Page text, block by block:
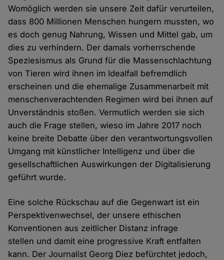
Womöglich werden sie unsere Zeit dafür verurteilen,
dass 800 Millionen Menschen hungern mussten, wo
es doch genug Nahrung, Wissen und Mittel gab, um
dies zu verhindern. Der damals vorherrschende
Speziesismus als Grund für die Massenschlachtung
von Tieren wird ihnen im Idealfall befremdlich
erscheinen und die ehemalige Zusammenarbeit mit
menschenverachtenden Regimen wird bei ihnen auf
Unverständnis stoßen. Vermutlich werden sie sich
auch die Frage stellen, wieso im Jahre 2017 noch
keine breite Debatte über den verantwortungsvollen
Umgang mit künstlicher Intelligenz und über die
gesellschaftlichen Auswirkungen der Digitalisierung
geführt wurde.
Eine solche Rückschau auf die Gegenwart ist ein
Perspektivenwechsel, der unsere ethischen
Konventionen aus zeitlicher Distanz infrage
stellen und damit eine progressive Kraft entfalten
kann. Der Journalist Georg Diez befürchtet jedoch,